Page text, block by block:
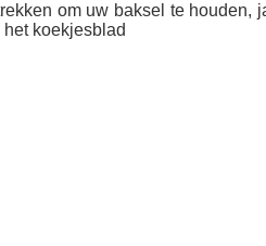
om uw baksel te houden,
koekjesblad